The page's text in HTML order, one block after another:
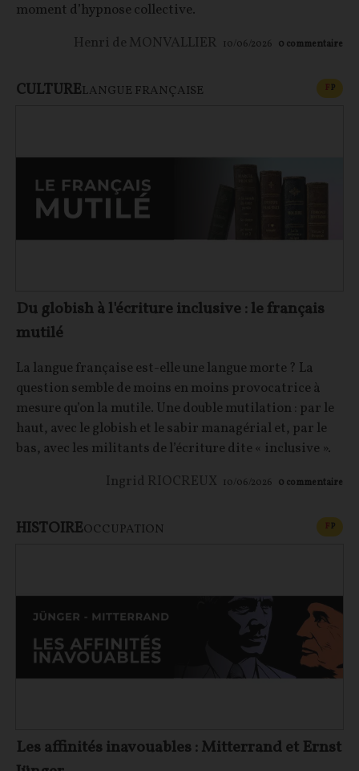
moment d’hypnose collective.
Henri de MONVALLIER 10/06/2026 0 commentaire
CULTURELANGUE FRANÇAISE FP
Du globish à l'écriture inclusive : le français
mutilé
La langue française est-elle une langue morte ? La
question semble de moins en moins provocatrice à
mesure qu’on la mutile. Une double mutilation : par le
haut, avec le globish et le sabir managérial et, par le
bas, avec les militants de l’écriture dite « inclusive ».
Ingrid RIOCREUX 10/06/2026 0 commentaire
HISTOIREOCCUPATION FP
Les affinités inavouables : Mitterrand et Ernst